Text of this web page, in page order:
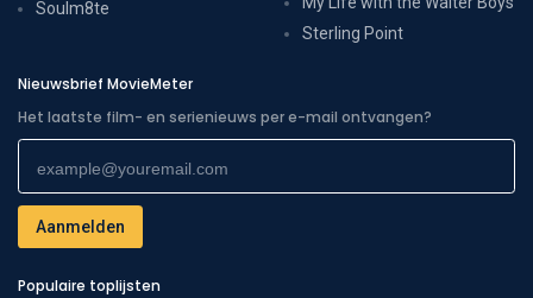
Soulm8te
Sterling Point
Nieuwsbrief MovieMeter
Het laatste film- en serienieuws per e-mail ontvangen?
Populaire toplijsten